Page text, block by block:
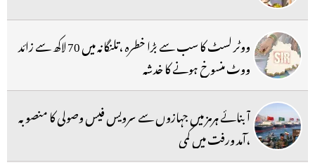
ووٹر لسٹ کا سب سے بڑا خطرہ ،تلنگانہ میں 70 لاکھ سے زائد
ووٹ منسوخ ہونے کا خدشہ
آبنائے ہرمز میں جہازوں سے سرویس فیس وصولی کا منصوبہ
،آمد ورفت میں کمی